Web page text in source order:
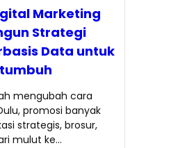
Marketing
Strategi
Data untuk
mengubah cara
promosi banyak
strategis, brosur,
mulut ke…